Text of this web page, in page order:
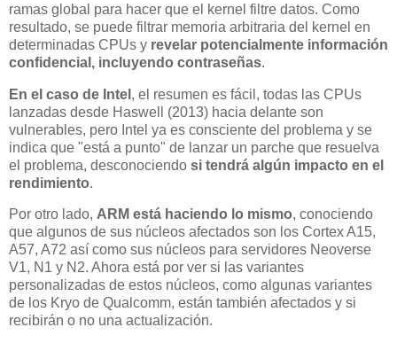
ramas global para hacer que el kernel filtre datos. Como
resultado, se puede filtrar memoria arbitraria del kernel en
determinadas CPUs y revelar potencialmente información
confidencial, incluyendo contraseñas.
En el caso de Intel , el resumen es fácil, todas las CPUs
lanzadas desde Haswell (2013) hacia delante son
vulnerables, pero Intel ya es consciente del problema y se
indica que "está a punto" de lanzar un parche que resuelva
el problema, desconociendo si tendrá algún impacto en el
rendimiento.
Por otro lado, ARM está haciendo lo mismo, conociendo
que algunos de sus núcleos afectados son los Cortex A15,
A57, A72 así como sus núcleos para servidores Neoverse
V1, N1 y N2. Ahora está por ver si las variantes
personalizadas de estos núcleos, como algunas variantes
de los Kryo de Qualcomm, están también afectados y si
recibirán o no una actualización.